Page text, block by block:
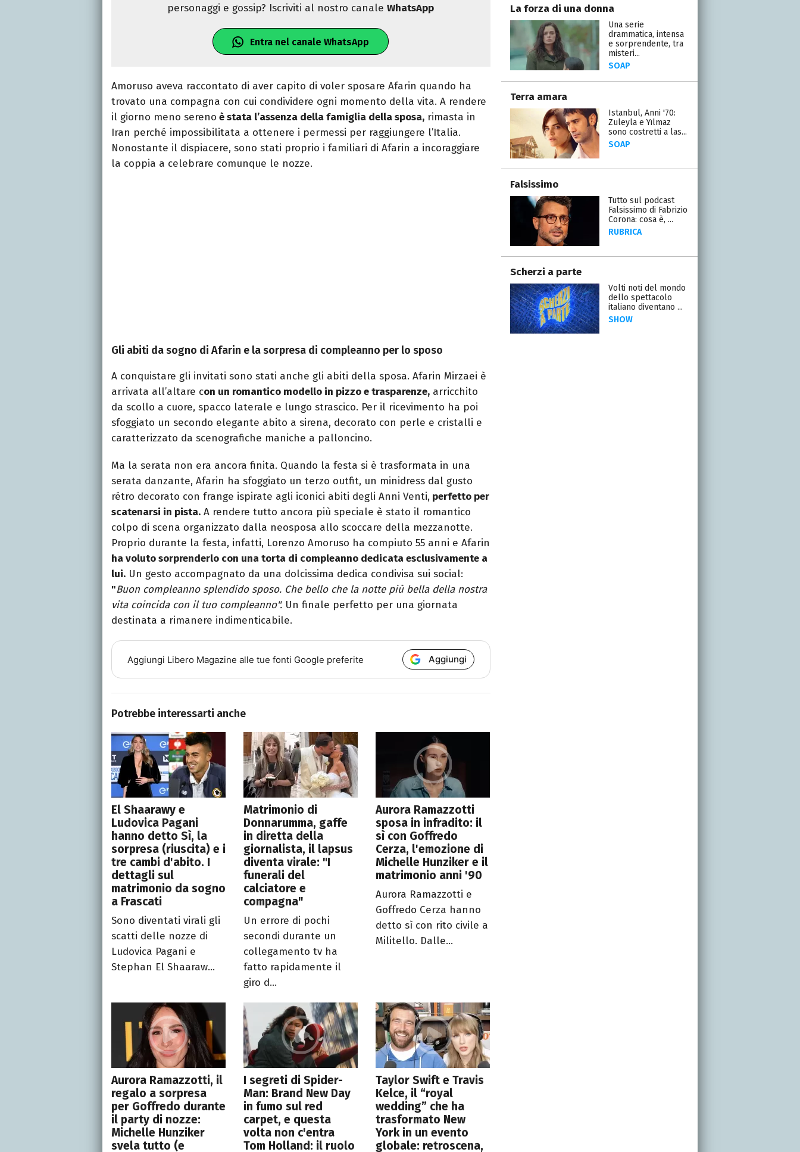
personaggi e gossip? Iscriviti al nostro canaleWhatsApp
Entra nel canale WhatsApp
Amoruso aveva raccontato di aver capito di voler sposare Afarin quando ha
trovato una compagna con cui condividere ogni momento della vita. A rendere
il giorno meno sereno è stata l’assenza della famiglia della sposa, rimasta in
Iran perché impossibilitata a ottenere i permessi per raggiungere l’Italia.
Nonostante il dispiacere, sono stati proprio i familiari di Afarin a incoraggiare
la coppia a celebrare comunque le nozze.
Gli abiti da sogno di Afarin e la sorpresa di compleanno per lo sposo
A conquistare gli invitati sono stati anche gli abiti della sposa. Afarin Mirzaei è
arrivata all’altare con un romantico modello in pizzo e trasparenze, arricchito
da scollo a cuore, spacco laterale e lungo strascico. Per il ricevimento ha poi
sfoggiato un secondo elegante abito a sirena, decorato con perle e cristalli e
caratterizzato da scenografiche maniche a palloncino.
Ma la serata non era ancora finita. Quando la festa si è trasformata in una
serata danzante, Afarin ha sfoggiato un terzo outfit, un minidress dal gusto
rétro decorato con frange ispirate agli iconici abiti degli Anni Venti, perfetto per
scatenarsi in pista. A rendere tutto ancora più speciale è stato il romantico
colpo di scena organizzato dalla neosposa allo scoccare della mezzanotte.
Proprio durante la festa, infatti, Lorenzo Amoruso ha compiuto 55 anni e Afarin
ha voluto sorprenderlo con una torta di compleanno dedicata esclusivamente a
lui. Un gesto accompagnato da una dolcissima dedica condivisa sui social:
"Buon compleanno splendido sposo. Che bello che la notte più bella della nostra
vita coincida con il tuo compleanno". Un finale perfetto per una giornata
destinata a rimanere indimenticabile.
Aggiungi Libero Magazine alle tue fonti Google preferite Aggiungi
Potrebbe interessarti anche
El Shaarawy e
Ludovica Pagani
hanno detto Sì, la
sorpresa (riuscita) e i
tre cambi d'abito. I
dettagli sul
matrimonio da sogno
a Frascati
Sono diventati virali gli
scatti delle nozze di
Ludovica Pagani e
Stephan El Shaaraw...
Matrimonio di
Donnarumma, gaffe
in diretta della
giornalista, il lapsus
diventa virale: "I
funerali del
calciatore e
compagna"
Un errore di pochi
secondi durante un
collegamento tv ha
fatto rapidamente il
giro d...
Aurora Ramazzotti
sposa in infradito: il
sì con Goffredo
Cerza, l'emozione di
Michelle Hunziker e il
matrimonio anni '90
Aurora Ramazzotti e
Goffredo Cerza hanno
detto sì con rito civile a
Militello. Dalle...
Aurora Ramazzotti, il
regalo a sorpresa
per Goffredo durante
il party di nozze:
Michelle Hunziker
svela tutto (e
I segreti di Spider-
Man: Brand New Day
in fumo sul red
carpet, e questa
volta non c'entra
Tom Holland: il ruolo
Taylor Swift e Travis
Kelce, il “royal
wedding” che ha
trasformato New
York in un evento
globale: retroscena,
La forza di una donna
Una serie
drammatica, intensa
e sorprendente, tra
misteri...
SOAP
Terra amara
Istanbul, Anni '70:
Zuleyla e Yılmaz
sono costretti a las...
SOAP
Falsissimo
Tutto sul podcast
Falsissimo di Fabrizio
Corona: cosa è, ...
RUBRICA
Scherzi a parte
Volti noti del mondo
dello spettacolo
italiano diventano ...
SHOW